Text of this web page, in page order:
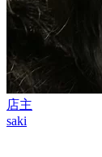
店主
saki